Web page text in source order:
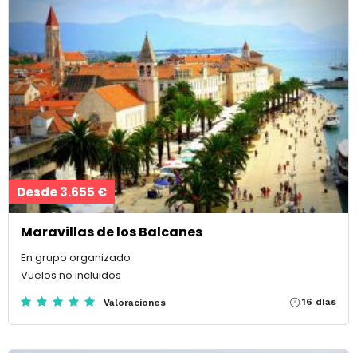
Desde 3.655 €
Maravillas de los Balcanes
En grupo organizado
Vuelos no incluidos
Valoraciones 16 días